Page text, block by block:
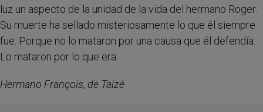
luz un aspecto de la unidad de la vida del hermano Roger.
Su muerte ha sellado misteriosamente lo que él siempre
fue. Porque no lo mataron por una causa que él defendía.
Lo mataron por lo que era.
Hermano François, de Taizé